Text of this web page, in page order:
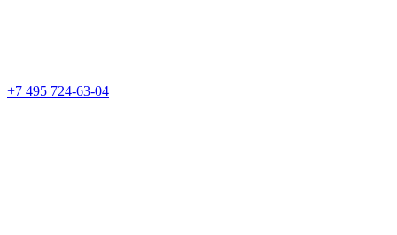
+7 495 724-63-04